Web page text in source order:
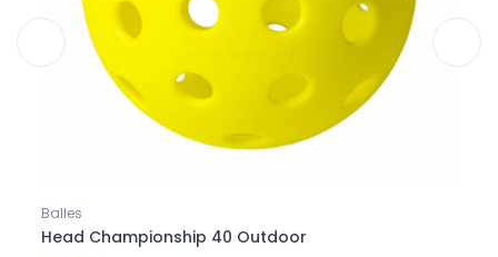
Balles
Head Championship 40 Outdoor